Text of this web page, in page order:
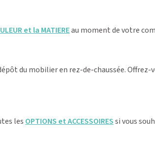
et la MATIEREau moment de votre
du mobilier en rez-de-chaussée. Offrez-
lesOPTIONS et ACCESSOIRESsi vous